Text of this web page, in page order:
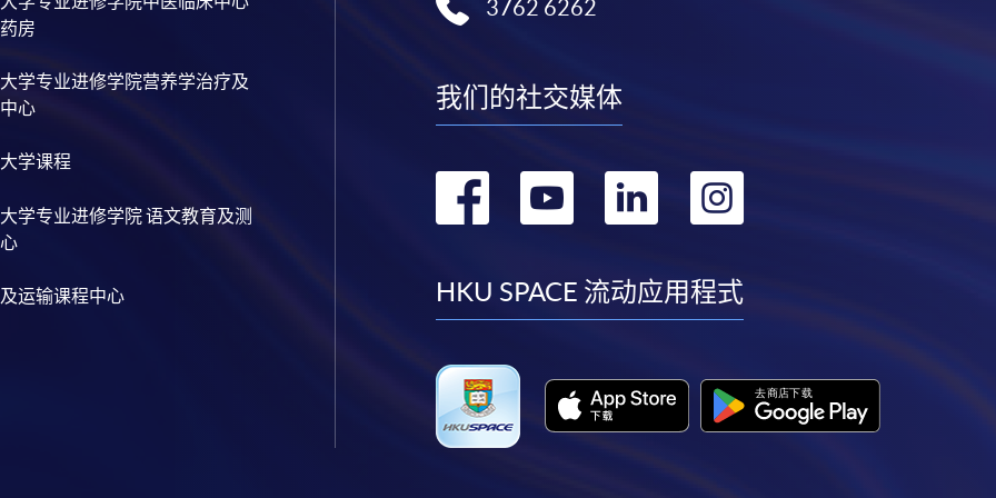
房
学专业进修学院营养学治疗及
心
学课程
学专业进修学院 语文教育及测
运输课程中心
3762 6262
我们的社交媒体
转
facebook
转
youtube
转
linkedin
转
instagram
HKU SPACE 流动应用程式